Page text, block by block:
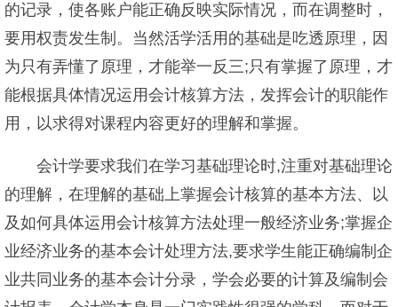
的记录，使各账户能正确反映实际情况，而在调整时，
要用权责发生制。当然活学活用的基础是吃透原理，因
为只有弄懂了原理，才能举一反三;只有掌握了原理，才
能根据具体情况运用会计核算方法，发挥会计的职能作
用，以求得对课程内容更好的理解和掌握。
会计学要求我们在学习基础理论时,注重对基础理论
的理解，在理解的基础上掌握会计核算的基本方法、以
及如何具体运用会计核算方法处理一般经济业务;掌握企
业经济业务的基本会计处理方法,要求学生能正确编制企
业共同业务的基本会计分录，学会必要的计算及编制会